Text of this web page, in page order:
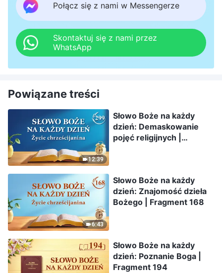
Połącz się z nami w Messengerze
Skontaktuj się z nami przez
WhatsApp
Powiązane treści
12:39
Słowo Boże na każdy
dzień: Demaskowanie
pojęć religijnych |
6:43
Słowo Boże na każdy
dzień: Znajomość dzieła
Bożego | Fragment 168
Słowo Boże na każdy
dzień: Poznanie Boga |
Fragment 194